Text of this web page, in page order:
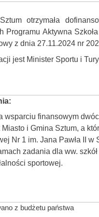
otrzymała
Programu Aktywna
z dnia 27.11.2024 nr
jest Minister Sportu i
wsparciu finansowym
i Gmina Sztum, a
Nr 1 im. Jana Pawła II w
zadania dla ww.
sportowej.
z budżetu państwa